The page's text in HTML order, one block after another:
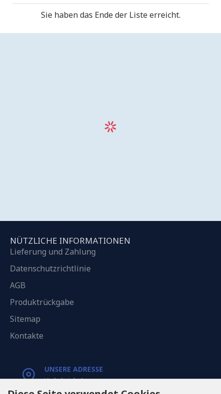
Sie haben das Ende der Liste erreicht.
NÜTZLICHE INFORMATIONEN
Lieferung und Zahlung
Datenschutzrichtlinie
AGB
Produktrückgabe
Sitemap
Kontakte
UNSERE ADRESSE
Varkaļu iela 1,
Riga, Latvia, LV1067